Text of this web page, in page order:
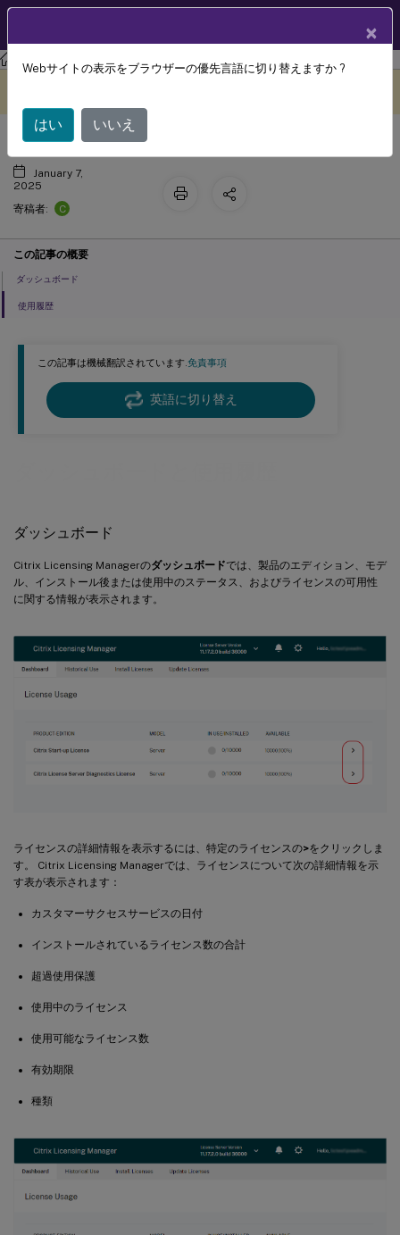
ライセンス ライセンス 11.17.2 build 39000
この記事は機械翻訳されています.免責事項
英語に切り替え
ダッシュボード
Citrix Licensing Managerのダッシュボードでは、製品のエディション、モデ
ル、インストール後または使用中のステータス、およびライセンスの可用性
に関する情報が表示されます。
ライセンスの詳細情報を表示するには、特定のライセンスの>をクリックしま
す。 Citrix Licensing Managerでは、ライセンスについて次の詳細情報を示
す表が表示されます：
カスタマーサクセスサービスの日付
インストールされているライセンス数の合計
超過使用保護
使用中のライセンス
使用可能なライセンス数
有効期限
種類
ダッシュボードと使用履歴
January 7,
2025
寄稿者:
C
この記事の概要
ダッシュボード
使用履歴
×
Webサイトの表示をブラウザーの優先言語に切り替えますか ?
はい いいえ